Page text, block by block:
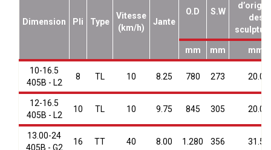
Dimension Pli Type
Vitesse
(km/h)
Jante
O.D S.W
des
mm mm mm
10-16.5
405B - L2
8 TL 10 8.25 780 273 20.0
12-16.5
405B - L2
10 TL 10 9.75 845 305 20.0
13.00-24
405B - G2
16 TT 40 8.00 1.280 356 31.5